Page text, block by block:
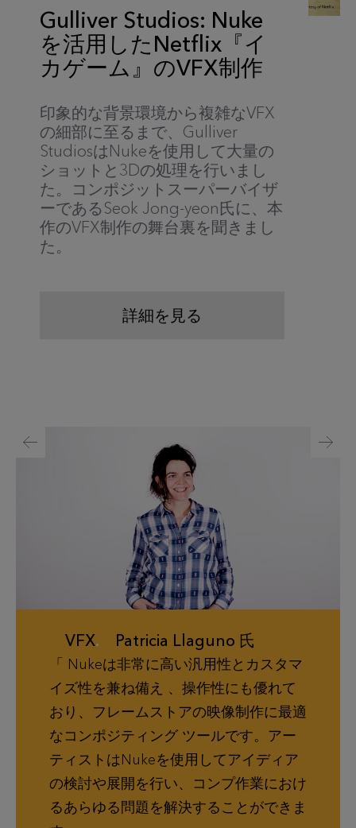
Gulliver Studios: Nuke
を活用したNetflix『イ
カゲーム』のVFX制作
印象的な背景環境から複雑なVFX
の細部に至るまで、Gulliver
StudiosはNukeを使用して大量の
ショットと3Dの処理を行いまし
た。コンポジットスーパーバイザ
ーであるSeok Jong-yeon氏に、本
作のVFX制作の舞台裏を聞きまし
た。
詳細を見る
VFX. Patricia Llaguno 氏
Nukeは非常に高い汎用性とカスタマ
イズ性を兼ね備え 、操作性にも優れて
おり、フレームストアの映像制作に最適
なコンポジティング ツールです。アー
ティストはNukeを使用してアイディア
の検討や展開を行い、コンプ作業におけ
るあらゆる問題を解決することができま